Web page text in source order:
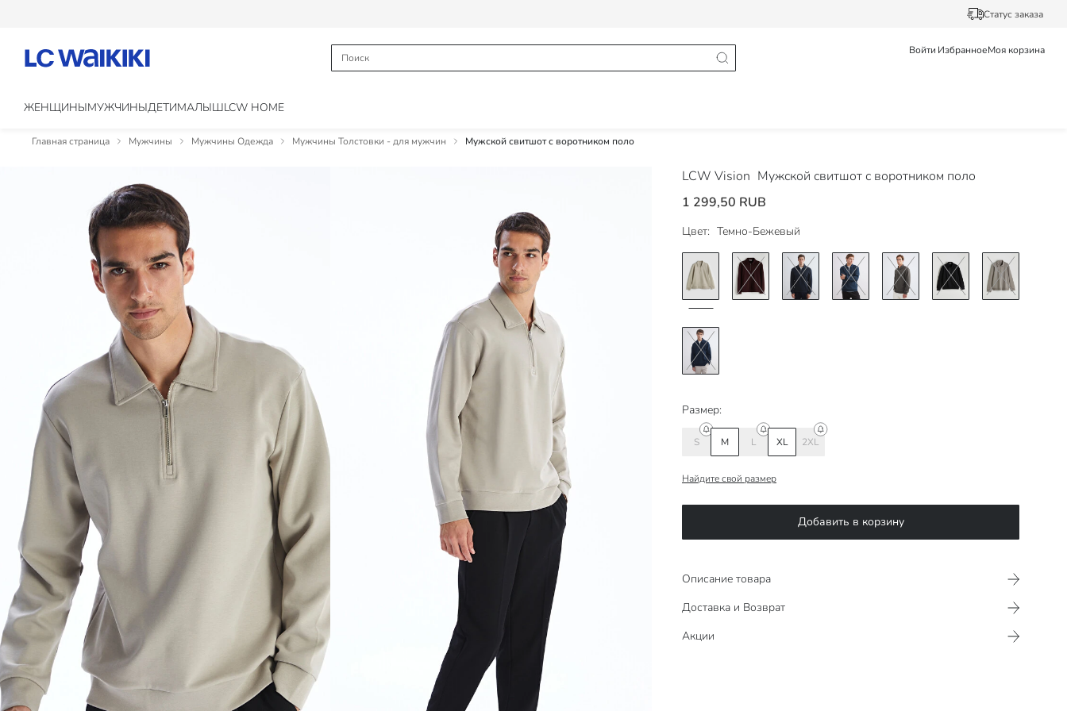
Статус заказа
Войти ИзбранноеМоя корзина
ЖЕНЩИНЫМУЖЧИНЫДЕТИМАЛЫШLCW HOME
Главная страница Мужчины Мужчины Одежда Мужчины Толстовки - для мужчин Мужской свитшот с воротником поло
LCW Vision Мужской свитшот с воротником поло
1 299,50 RUB
Цвет: Темно-Бежевый
Размер:
S M L XL 2XL
Найдите свой размер
Добавить в корзину
Описание товара
Доставка и Возврат
Акции